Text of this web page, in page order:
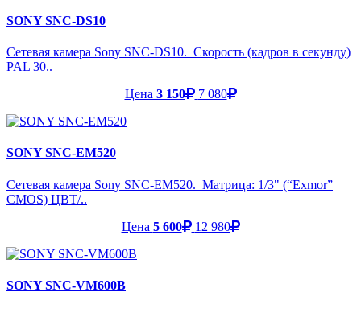
SONY SNC-DS10
Сетевая камера Sony SNC-DS10. Скорость (кадров в секунду)
PAL 30..
Цена 3 150 7 080
SONY SNC-EM520
Сетевая камера Sony SNC-EM520. Матрица: 1/3" (“Exmor”
CMOS) ЦВТ/..
Цена 5 600 12 980
SONY SNC-VM600B